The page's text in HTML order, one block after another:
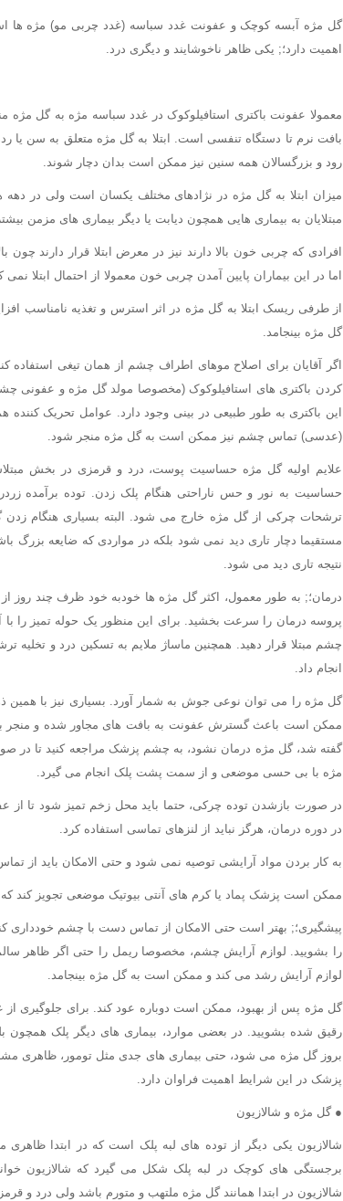
گل مژه آبسه کوچک و عفونت غدد سباسه (غدد چربی مو) مژه ها
اهمیت دارد؛; یکی ظاهر ناخوشایند و دیگری درد.
معمولا عفونت باکتری استافیلوکوک در غدد سباسه مژه به گل
بافت نرم تا دستگاه تنفسی است. ابتلا به گل مژه متعلق به سن یا
رود و بزرگسالان همه سنین نیز ممکن است بدان دچار شوند.
میزان ابتلا به گل مژه در نژادهای مختلف یکسان است ولی در
مبتلایان به بیماری هایی همچون دیابت یا دیگر بیماری های مزمن
افرادی که چربی خون بالا دارند نیز در معرض ابتلا قرار دارند
اما در این بیماران پایین آمدن چربی خون معمولا از احتمال ابتلا نمی
از طرفی ریسک ابتلا به گل مژه در اثر استرس و تغذیه نامناسب
گل مژه بینجامد.
اگر آقایان برای اصلاح موهای اطراف چشم از همان تیغی استفاده
کردن باکتری های استافیلوکوک (مخصوصا مولد گل مژه و عفونی
این باکتری به طور طبیعی در بینی وجود دارد. عوامل تحریک کننده
(عدسی) تماس چشم نیز ممکن است به گل مژه منجر شود.
علایم اولیه گل مژه حساسیت پوست، درد و قرمزی در بخش
حساسیت به نور و حس ناراحتی هنگام پلک زدن. توده برآمده
ترشحات چرکی از گل مژه خارج می شود. البته بسیاری هنگام زدن
مستقیما دچار تاری دید نمی شود بلکه در مواردی که ضایعه بزرگ
نتیجه تاری دید می شود.
درمان؛; به طور معمول، اکثر گل مژه ها خودبه خود ظرف چند روز
انجام داد.
گل مژه را می توان نوعی جوش به شمار آورد. بسیاری نیز با همین
ممکن است باعث گسترش عفونت به بافت های مجاور شده و منجر به
گفته شد، گل مژه درمان نشود، به چشم پزشک مراجعه کنید تا در
مژه با بی حسی موضعی و از سمت پشت پلک انجام می گیرد.
در صورت بازشدن توده چرکی، حتما باید محل زخم تمیز شود تا از
در دوره درمان، هرگز نباید از لنزهای تماسی استفاده کرد.
به کار بردن مواد آرایشی توصیه نمی شود و حتی الامکان باید از
ممکن است پزشک پماد یا کرم های آنتی بیوتیک موضعی تجویز کند که
پیشگیری؛; بهتر است حتی الامکان از تماس دست با چشم خودداری
لوازم آرایش رشد می کند و ممکن است به گل مژه بینجامد.
گل مژه پس از بهبود، ممکن است دوباره عود کند. برای جلوگیری از
رقیق شده بشویید. در بعضی موارد، بیماری های دیگر پلک همچون
بروز گل مژه می شود، حتی بیماری های جدی مثل تومور، ظاهری
پزشک در این شرایط اهمیت فراوان دارد.
● گل مژه و شالازیون
شالازیون یکی دیگر از توده های لبه پلک است که در ابتدا
برجستگی های کوچک در لبه پلک شکل می گیرد که شالازیون
شالازیون در ابتدا همانند گل مژه ملتهب و متورم باشد ولی درد و